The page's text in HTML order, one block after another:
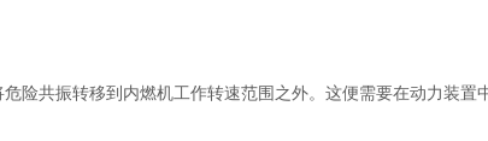
险共振转移到内燃机工作转速范围之外。这便需要在动力装置